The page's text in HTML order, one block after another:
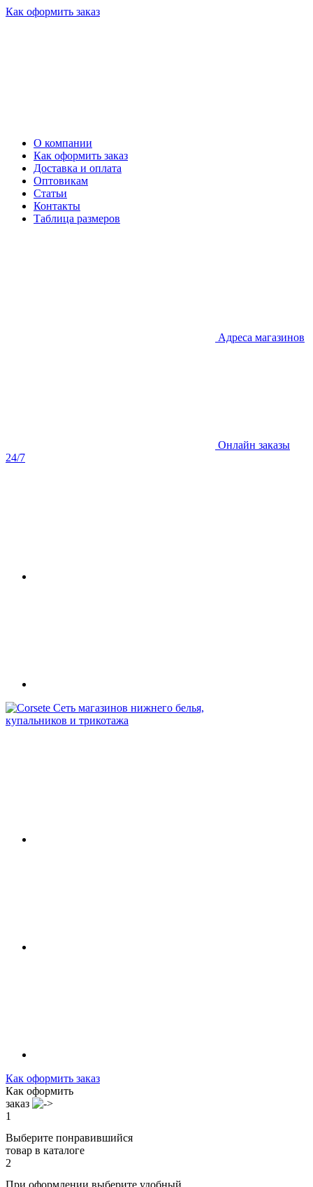
Как оформить заказ
О компании
Как оформить заказ
Доставка и оплата
Оптовикам
Статьи
Контакты
Таблица размеров
Адреса магазинов
Онлайн заказы
24/7
Сеть магазинов нижнего белья,
купальников и трикотажа
Как оформить заказ
Как оформить
заказ
1
Выберите понравившийся
товар в каталоге
2
При оформлении выберите удобный